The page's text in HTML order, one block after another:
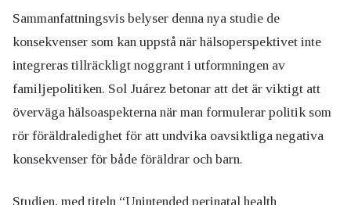
Sammanfattningsvis belyser denna nya studie de
konsekvenser som kan uppstå när hälsoperspektivet inte
integreras tillräckligt noggrant i utformningen av
familjepolitiken. Sol Juárez betonar att det är viktigt att
överväga hälsoaspekterna när man formulerar politik som
rör föräldraledighet för att undvika oavsiktliga negativa
konsekvenser för både föräldrar och barn.
Studien, med titeln “Unintended perinatal health